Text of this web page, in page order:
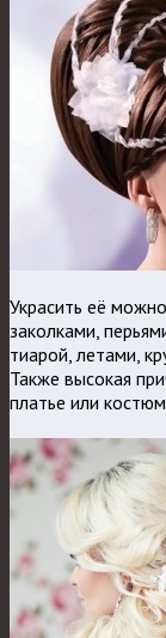
Украсить её
заколками,
тиарой, летами,
Также высокая
платье или